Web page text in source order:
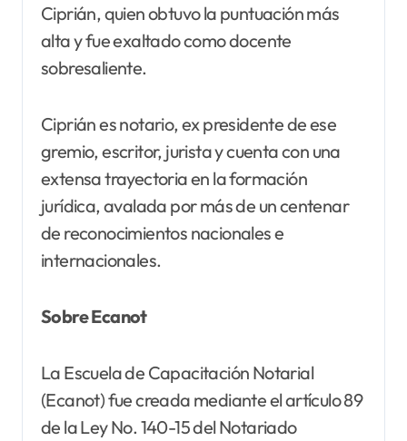
Ciprián, quien obtuvo la puntuación más
alta y fue exaltado como docente
sobresaliente.
Ciprián es notario, ex presidente de ese
gremio, escritor, jurista y cuenta con una
extensa trayectoria en la formación
jurídica, avalada por más de un centenar
de reconocimientos nacionales e
internacionales.
Sobre Ecanot
La Escuela de Capacitación Notarial
(Ecanot) fue creada mediante el artículo 89
de la Ley No. 140-15 del Notariado